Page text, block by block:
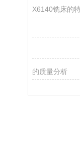
的质量分析